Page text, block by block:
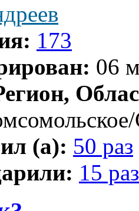
173
06
(а): 50 раз
15 раз